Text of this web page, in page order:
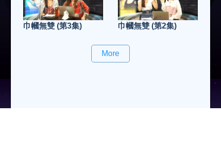
巾幗無雙 (第3集) 巾幗無雙 (第2集)
More